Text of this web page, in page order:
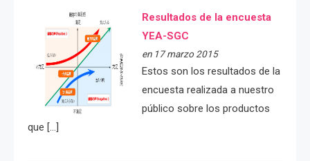
Resultados de la encuesta
YEA-SGC
en 17 marzo 2015
Estos son los resultados de la
encuesta realizada a nuestro
público sobre los productos
que […]